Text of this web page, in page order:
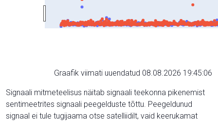
Graafik viimati uuendatud 08.08.2026 19:45:06
Signaali mitmeteelisus näitab signaali teekonna pikenemist
sentimeetrites signaali peegelduste tõttu. Peegeldunud
signaal ei tule tugijaama otse satelliidilt, vaid keerukamat